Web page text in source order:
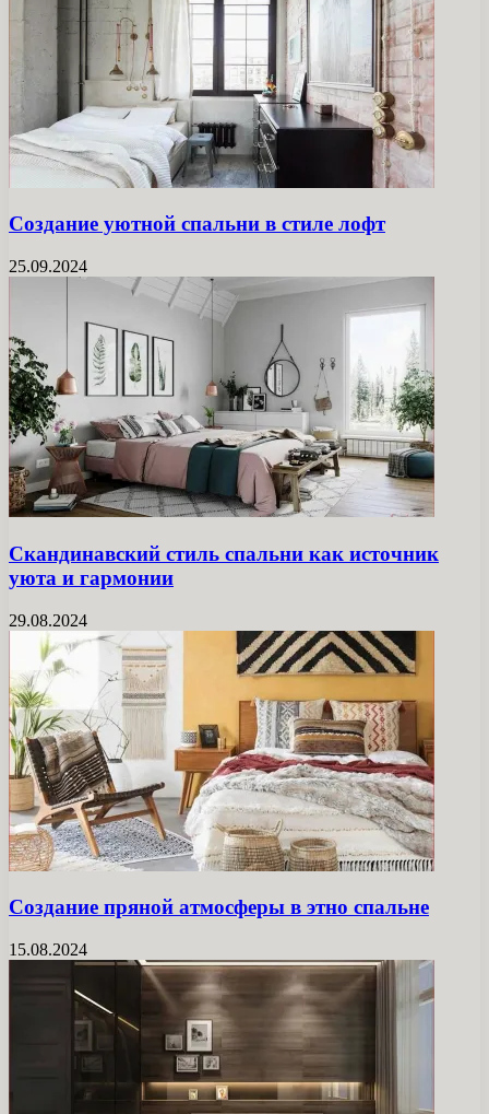
Создание уютной спальни в стиле лофт
25.09.2024
Скандинавский стиль спальни как источник
уюта и гармонии
29.08.2024
Создание пряной атмосферы в этно спальне
15.08.2024